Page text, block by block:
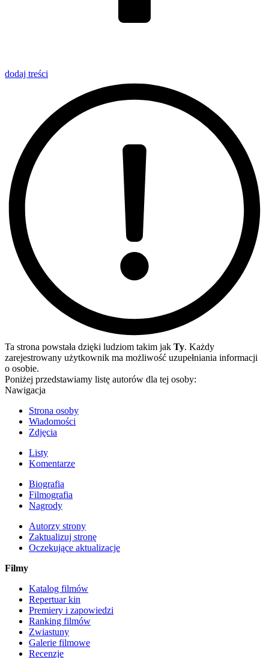
dodaj treści
Ta strona powstała dzięki ludziom takim jak Ty. Każdy
zarejestrowany użytkownik ma możliwość uzupełniania informacji
o osobie.
Poniżej przedstawiamy listę autorów dla tej osoby:
Nawigacja
Strona osoby
Wiadomości
Zdjęcia
Listy
Komentarze
Biografia
Filmografia
Nagrody
Autorzy strony
Zaktualizuj stronę
Oczekujące aktualizacje
Filmy
Katalog filmów
Repertuar kin
Premiery i zapowiedzi
Ranking filmów
Zwiastuny
Galerie filmowe
Recenzje